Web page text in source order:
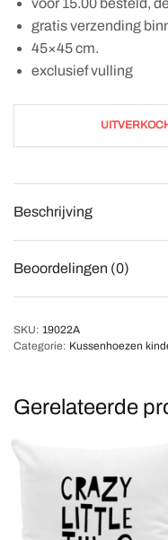
gratis verzending
45×45 cm.
exclusief vulling
Beschrijving
Beoordelingen (0)
SKU: 19022A
Categorie: Kussenhoezen
Gerelateerde